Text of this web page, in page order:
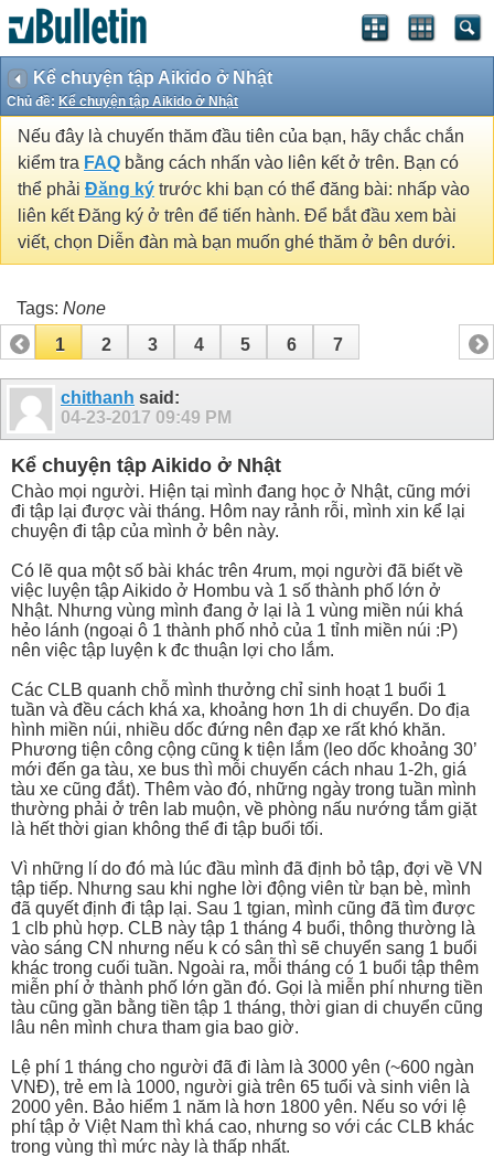
Kể chuyện tập Aikido ở Nhật
Chủ đề: Kể chuyện tập Aikido ở Nhật
Nếu đây là chuyến thăm đầu tiên của bạn, hãy chắc chắn
kiểm tra FAQ bằng cách nhấn vào liên kết ở trên. Bạn có
thể phải Đăng ký trước khi bạn có thể đăng bài: nhấp vào
liên kết Đăng ký ở trên để tiến hành. Để bắt đầu xem bài
viết, chọn Diễn đàn mà bạn muốn ghé thăm ở bên dưới.
Tags: None
1
2 3 4 5 6 7
chithanh said:
04-23-2017 09:49 PM
Kể chuyện tập Aikido ở Nhật
Chào mọi người. Hiện tại mình đang học ở Nhật, cũng mới
đi tập lại được vài tháng. Hôm nay rảnh rỗi, mình xin kể lại
chuyện đi tập của mình ở bên này.
Có lẽ qua một số bài khác trên 4rum, mọi người đã biết về
việc luyện tập Aikido ở Hombu và 1 số thành phố lớn ở
Nhật. Nhưng vùng mình đang ở lại là 1 vùng miền núi khá
hẻo lánh (ngoại ô 1 thành phố nhỏ của 1 tỉnh miền núi :P)
nên việc tập luyện k đc thuận lợi cho lắm.
Các CLB quanh chỗ mình thưởng chỉ sinh hoạt 1 buổi 1
tuần và đều cách khá xa, khoảng hơn 1h di chuyển. Do địa
hình miền núi, nhiều dốc đứng nên đạp xe rất khó khăn.
Phương tiện công cộng cũng k tiện lắm (leo dốc khoảng 30’
mới đến ga tàu, xe bus thì mỗi chuyến cách nhau 1-2h, giá
tàu xe cũng đắt). Thêm vào đó, những ngày trong tuần mình
thường phải ở trên lab muộn, về phòng nấu nướng tắm giặt
là hết thời gian không thể đi tập buổi tối.
Vì những lí do đó mà lúc đầu mình đã định bỏ tập, đợi về VN
tập tiếp. Nhưng sau khi nghe lời động viên từ bạn bè, mình
đã quyết định đi tập lại. Sau 1 tgian, mình cũng đã tìm được
1 clb phù hợp. CLB này tập 1 tháng 4 buổi, thông thường là
vào sáng CN nhưng nếu k có sân thì sẽ chuyển sang 1 buổi
khác trong cuối tuần. Ngoài ra, mỗi tháng có 1 buổi tập thêm
miễn phí ở thành phố lớn gần đó. Gọi là miễn phí nhưng tiền
tàu cũng gần bằng tiền tập 1 tháng, thời gian di chuyển cũng
lâu nên mình chưa tham gia bao giờ.
Lệ phí 1 tháng cho người đã đi làm là 3000 yên (~600 ngàn
VNĐ), trẻ em là 1000, người già trên 65 tuổi và sinh viên là
2000 yên. Bảo hiểm 1 năm là hơn 1800 yên. Nếu so với lệ
phí tập ở Việt Nam thì khá cao, nhưng so với các CLB khác
trong vùng thì mức này là thấp nhất.